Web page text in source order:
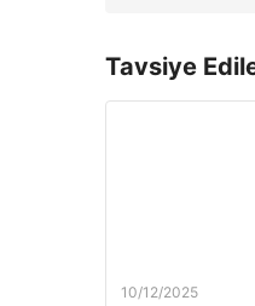
Tavsiye
10/12/2025